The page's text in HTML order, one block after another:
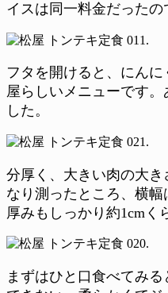
イスは同一料金だったの
フタを開けると、にん
屋らしいメニューです
した。
分厚く、大きい肉の大
なり測ったところ、横幅
厚みもしっかり約1cmく
まずはひと口食べてみ